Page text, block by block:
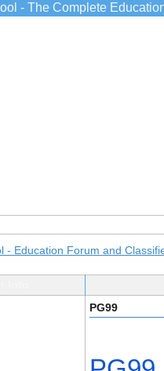
- The Complete
- Education Forum and
PG99